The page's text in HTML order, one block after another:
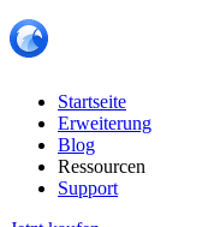
Startseite
Erweiterung
Blog
Ressourcen
Support